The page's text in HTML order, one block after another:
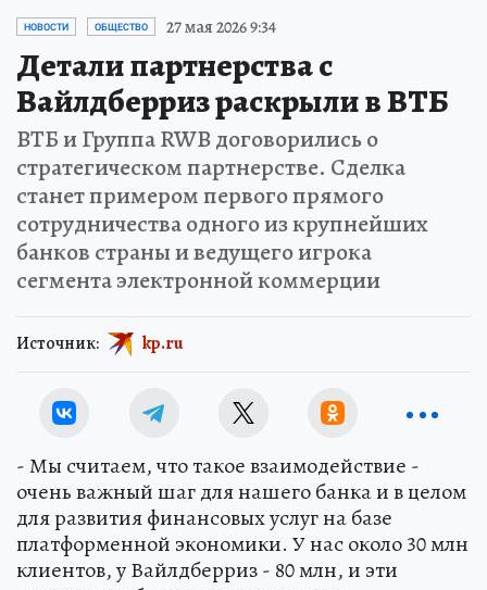
НОВОСТИ ОБЩЕСТВО 27 мая 2026 9:34
Детали партнерства с
Вайлдберриз раскрыли в ВТБ
ВТБ и Группа RWB договорились о
стратегическом партнерстве. Сделка
станет примером первого прямого
сотрудничества одного из крупнейших
банков страны и ведущего игрока
сегмента электронной коммерции
Источник: kp.ru
- Мы считаем, что такое взаимодействие -
очень важный шаг для нашего банка и в целом
для развития финансовых услуг на базе
платформенной экономики. У нас около 30 млн
клиентов, у Вайлдберриз - 80 млн, и эти